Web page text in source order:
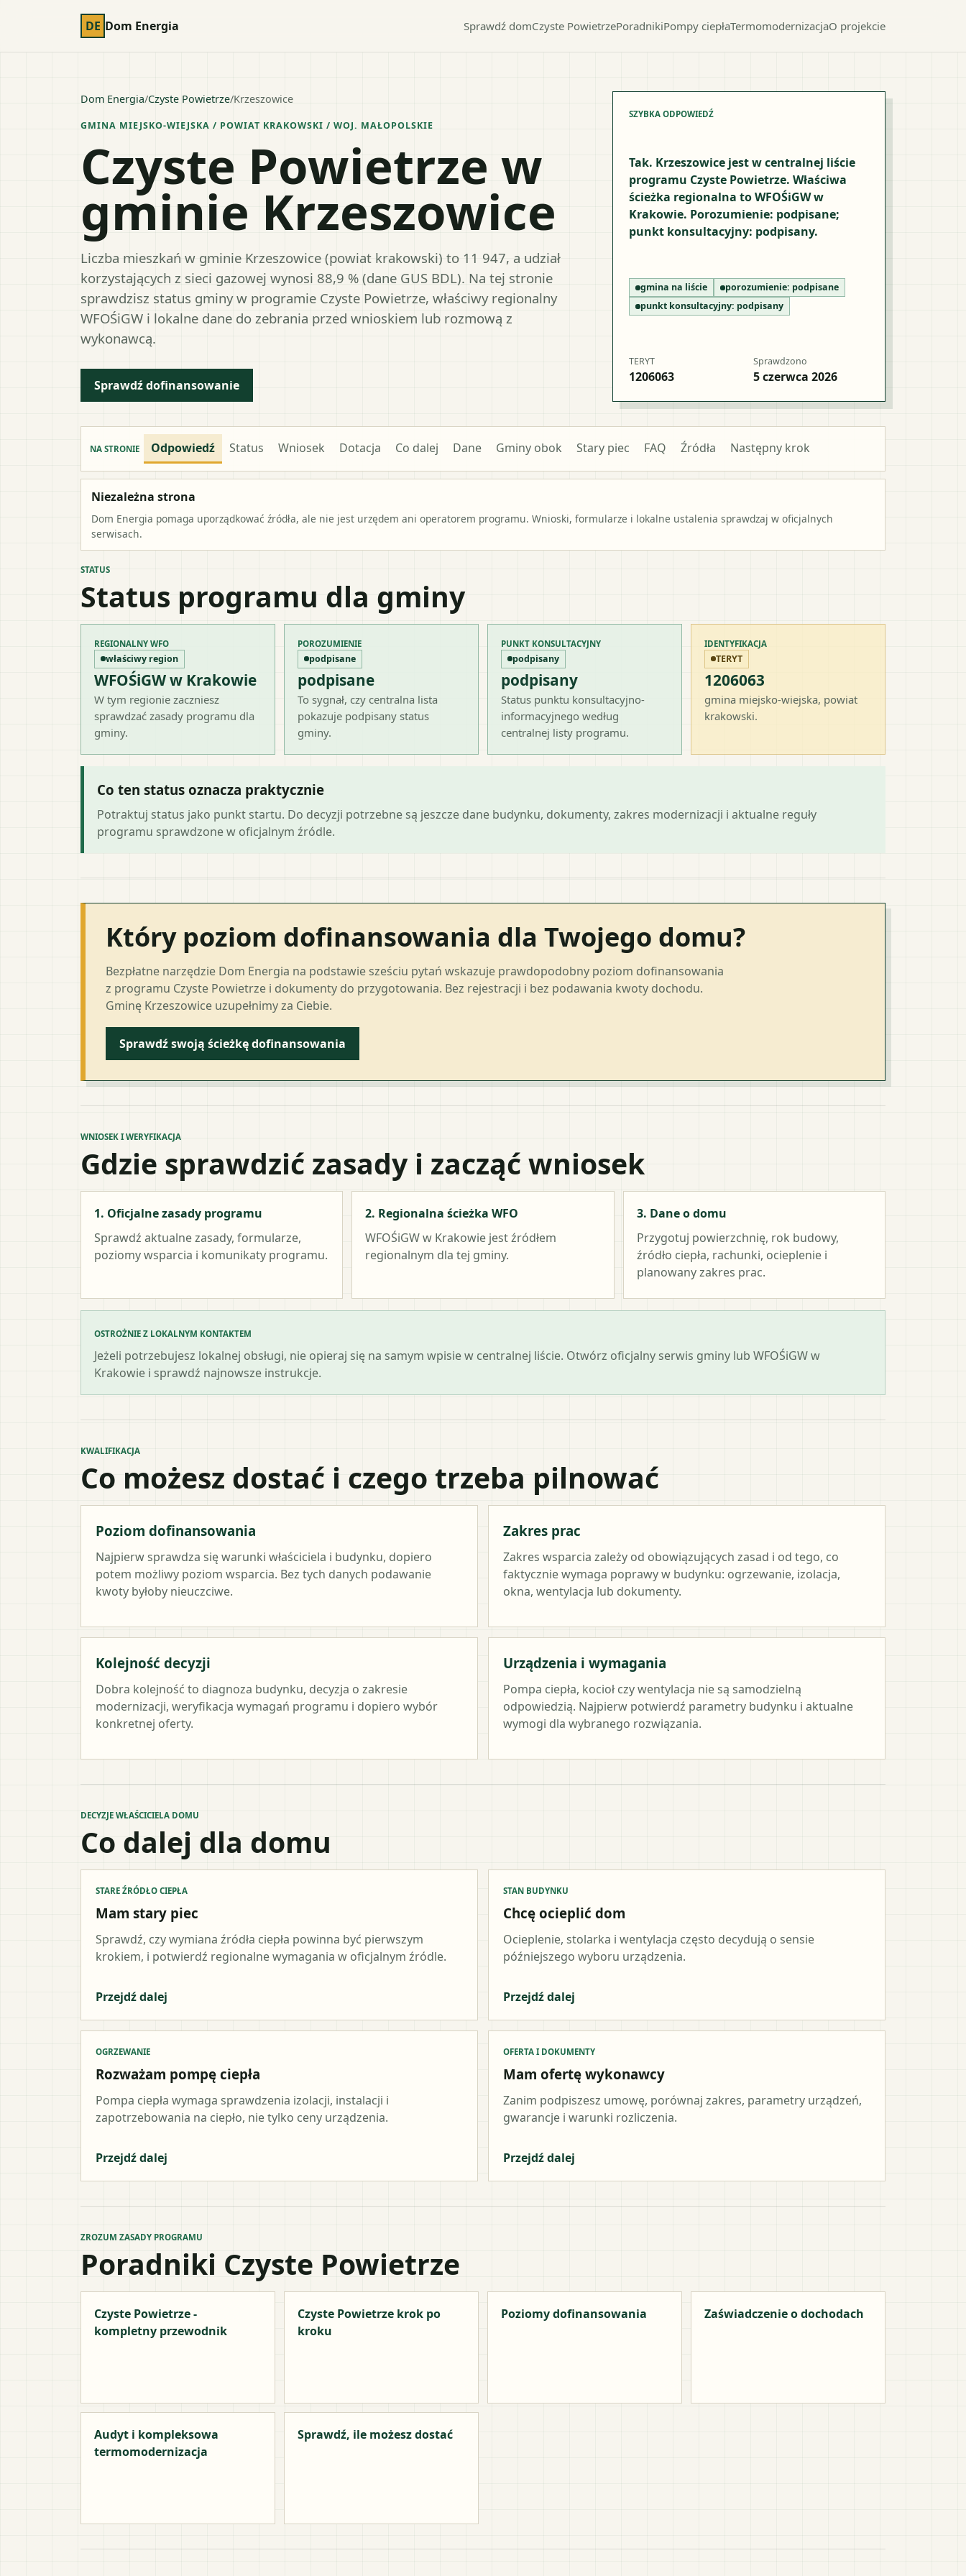
DE Dom Energia Sprawdź domCzyste PowietrzePoradnikiPompy ciepłaTermomodernizacjaO projekcie
Dom Energia/Czyste Powietrze/Krzeszowice
GMINA MIEJSKO-WIEJSKA / POWIAT KRAKOWSKI / WOJ. MAŁOPOLSKIE
Czyste Powietrze w
gminie Krzeszowice
Liczba mieszkań w gminie Krzeszowice (powiat krakowski) to 11 947, a udział
korzystających z sieci gazowej wynosi 88,9 % (dane GUS BDL). Na tej stronie
sprawdzisz status gminy w programie Czyste Powietrze, właściwy regionalny
WFOŚiGW i lokalne dane do zebrania przed wnioskiem lub rozmową z
wykonawcą.
Sprawdź dofinansowanie
SZYBKA ODPOWIEDŹ
Tak. Krzeszowice jest w centralnej liście
programu Czyste Powietrze. Właściwa
ścieżka regionalna to WFOŚiGW w
Krakowie. Porozumienie: podpisane;
punkt konsultacyjny: podpisany.
gmina na liście porozumienie: podpisane
punkt konsultacyjny: podpisany
TERYT
1206063
Sprawdzono
5 czerwca 2026
NA STRONIE Odpowiedź Status Wniosek Dotacja Co dalej Dane Gminy obok Stary piec FAQ Źródła Następny krok
Niezależna strona
Dom Energia pomaga uporządkować źródła, ale nie jest urzędem ani operatorem programu. Wnioski, formularze i lokalne ustalenia sprawdzaj w oficjalnych
serwisach.
STATUS
Status programu dla gminy
REGIONALNY WFO
właściwy region
WFOŚiGW w Krakowie
W tym regionie zaczniesz
sprawdzać zasady programu dla
gminy.
POROZUMIENIE
podpisane
podpisane
To sygnał, czy centralna lista
pokazuje podpisany status
gminy.
PUNKT KONSULTACYJNY
podpisany
podpisany
Status punktu konsultacyjno-
informacyjnego według
centralnej listy programu.
IDENTYFIKACJA
TERYT
1206063
gmina miejsko-wiejska, powiat
krakowski.
Co ten status oznacza praktycznie
Potraktuj status jako punkt startu. Do decyzji potrzebne są jeszcze dane budynku, dokumenty, zakres modernizacji i aktualne reguły
programu sprawdzone w oficjalnym źródle.
Który poziom dofinansowania dla Twojego domu?
Bezpłatne narzędzie Dom Energia na podstawie sześciu pytań wskazuje prawdopodobny poziom dofinansowania
z programu Czyste Powietrze i dokumenty do przygotowania. Bez rejestracji i bez podawania kwoty dochodu.
Gminę Krzeszowice uzupełnimy za Ciebie.
Sprawdź swoją ścieżkę dofinansowania
WNIOSEK I WERYFIKACJA
Gdzie sprawdzić zasady i zacząć wniosek
1. Oficjalne zasady programu
Sprawdź aktualne zasady, formularze,
poziomy wsparcia i komunikaty programu.
2. Regionalna ścieżka WFO
WFOŚiGW w Krakowie jest źródłem
regionalnym dla tej gminy.
3. Dane o domu
Przygotuj powierzchnię, rok budowy,
źródło ciepła, rachunki, ocieplenie i
planowany zakres prac.
OSTROŻNIE Z LOKALNYM KONTAKTEM
Jeżeli potrzebujesz lokalnej obsługi, nie opieraj się na samym wpisie w centralnej liście. Otwórz oficjalny serwis gminy lub WFOŚiGW w
Krakowie i sprawdź najnowsze instrukcje.
KWALIFIKACJA
Co możesz dostać i czego trzeba pilnować
Poziom dofinansowania
Najpierw sprawdza się warunki właściciela i budynku, dopiero
potem możliwy poziom wsparcia. Bez tych danych podawanie
kwoty byłoby nieuczciwe.
Zakres prac
Zakres wsparcia zależy od obowiązujących zasad i od tego, co
faktycznie wymaga poprawy w budynku: ogrzewanie, izolacja,
okna, wentylacja lub dokumenty.
Kolejność decyzji
Dobra kolejność to diagnoza budynku, decyzja o zakresie
modernizacji, weryfikacja wymagań programu i dopiero wybór
konkretnej oferty.
Urządzenia i wymagania
Pompa ciepła, kocioł czy wentylacja nie są samodzielną
odpowiedzią. Najpierw potwierdź parametry budynku i aktualne
wymogi dla wybranego rozwiązania.
DECYZJE WŁAŚCICIELA DOMU
Co dalej dla domu
STARE ŹRÓDŁO CIEPŁA
Mam stary piec
Sprawdź, czy wymiana źródła ciepła powinna być pierwszym
krokiem, i potwierdź regionalne wymagania w oficjalnym źródle.
Przejdź dalej
STAN BUDYNKU
Chcę ocieplić dom
Ocieplenie, stolarka i wentylacja często decydują o sensie
późniejszego wyboru urządzenia.
Przejdź dalej
OGRZEWANIE
Rozważam pompę ciepła
Pompa ciepła wymaga sprawdzenia izolacji, instalacji i
zapotrzebowania na ciepło, nie tylko ceny urządzenia.
Przejdź dalej
OFERTA I DOKUMENTY
Mam ofertę wykonawcy
Zanim podpiszesz umowę, porównaj zakres, parametry urządzeń,
gwarancje i warunki rozliczenia.
Przejdź dalej
ZROZUM ZASADY PROGRAMU
Poradniki Czyste Powietrze
Czyste Powietrze -
kompletny przewodnik
Czyste Powietrze krok po
kroku
Poziomy dofinansowania Zaświadczenie o dochodach
Audyt i kompleksowa
termomodernizacja
Sprawdź, ile możesz dostać